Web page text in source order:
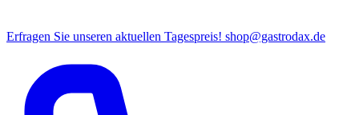
Erfragen Sie unseren aktuellen Tagespreis! shop@gastrodax.de